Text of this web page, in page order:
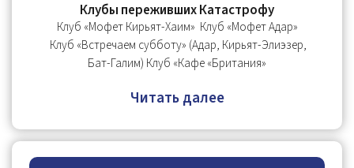
Клубы переживших Катастрофу
Клуб «Мофет Кирьят-Хаим» Клуб «Мофет Адар»
Клуб «Встречаем субботу» (Адар, Кирьят-Элиэзер,
Бат-Галим) Клуб «Кафе «Британия»
Читать далее